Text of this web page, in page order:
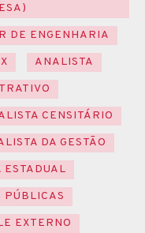
DE ENGENHARIA
ANALISTA
CENSITÁRIO
DA GESTÃO
ESTADUAL
PÚBLICAS
EXTERNO